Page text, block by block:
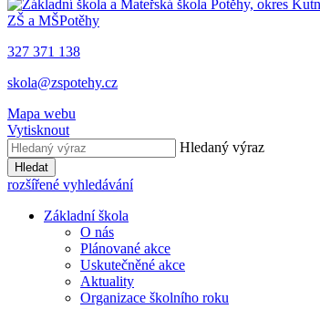
ZŠ a MŠPotěhy
327 371 138
skola@zspotehy.cz
Mapa webu
Vytisknout
Hledaný výraz
Hledat
rozšířené vyhledávání
Základní škola
O nás
Plánované akce
Uskutečněné akce
Aktuality
Organizace školního roku